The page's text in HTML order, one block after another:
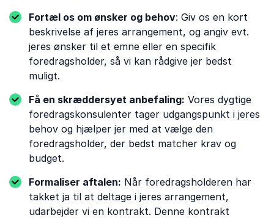
Fortæl os om ønsker og behov: Giv os en kort
beskrivelse af jeres arrangement, og angiv evt.
jeres ønsker til et emne eller en specifik
foredragsholder, så vi kan rådgive jer bedst
muligt.
Få en skræddersyet anbefaling: Vores dygtige
foredragskonsulenter tager udgangspunkt i jeres
behov og hjælper jer med at vælge den
foredragsholder, der bedst matcher krav og
budget.
Formaliser aftalen: Når foredragsholderen har
takket ja til at deltage i jeres arrangement,
udarbejder vi en kontrakt. Denne kontrakt